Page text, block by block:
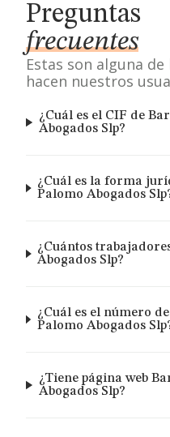
Preguntas
frecuentes
Estas son alguna
hacen nuestros
¿Cuál es el CIF de
Abogados Slp?
¿Cuál es la forma
Palomo Abogados
¿Cuántos
Abogados Slp?
¿Cuál es el número
Palomo Abogados
¿Tiene página web
Abogados Slp?